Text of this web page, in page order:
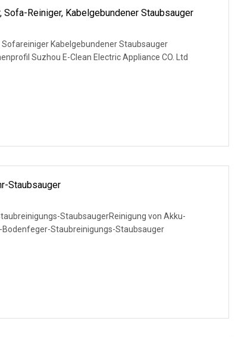
Reiniger, Kabelgebundener Staubsauger
Kabelgebundener Staubsauger
Suzhou E-Clean Electric Appliance CO. Ltd
Staubsauger
StaubsaugerReinigung von Akku-
Staubreinigungs-Staubsauger